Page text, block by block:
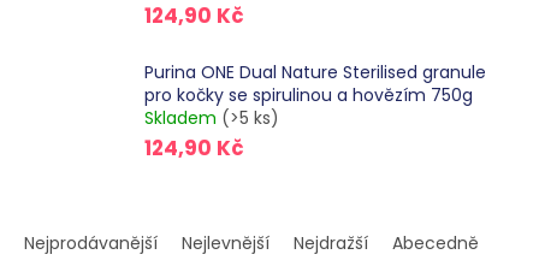
124,90 Kč
Purina ONE Dual Nature Sterilised granule
pro kočky se spirulinou a hovězím 750g
Skladem (>5 ks)
124,90 Kč
aNejprodávanější Nejlevnější Nejdražší Abecedně